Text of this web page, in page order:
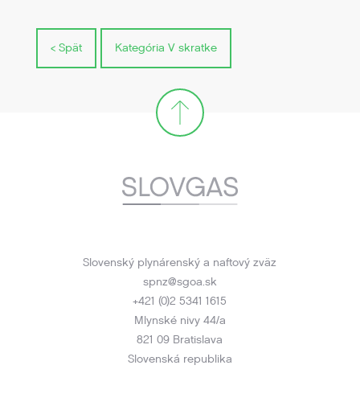
< Spät Kategória V skratke
Slovenský plynárenský a naftový zväz
spnz@sgoa.sk
+421 (0)2 5341 1615
Mlynské nivy 44/a
821 09 Bratislava
Slovenská republika